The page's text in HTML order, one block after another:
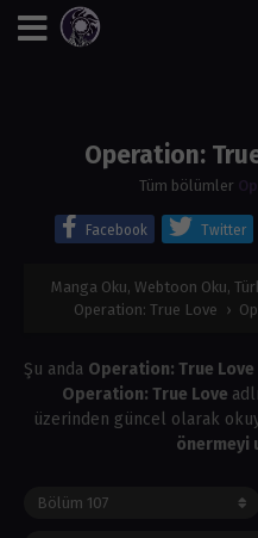
Operation:
Tüm bölümler
Facebook Twitter
Manga Oku, Webtoon Oku,
Operation: True Love ›
Şu anda Operation: True Love
Operation: True Love
üzerinden güncel olarak
önermeyi